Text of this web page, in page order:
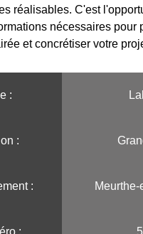
réalisables. C'est
nécessaires pour
et concrétiser votre
:️
:️
:
: